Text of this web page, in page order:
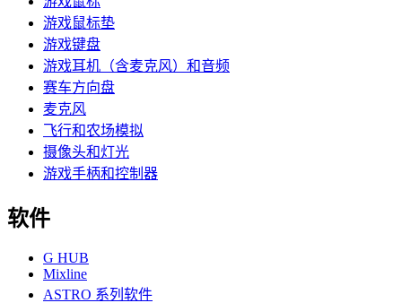
游戏鼠标垫
游戏键盘
游戏耳机（含麦克风）和音频
赛车方向盘
麦克风
飞行和农场模拟
摄像头和灯光
游戏手柄和控制器
软件
G HUB
Mixline
ASTRO 系列软件